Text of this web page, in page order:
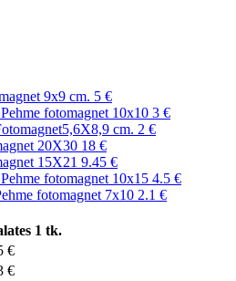
9x9 cm. 5 €
Pehme fotomagnet 10x10 3 €
cm. 2 €
20X30 18 €
15X21 9.45 €
Pehme fotomagnet 10x15 4.5 €
fotomagnet 7x10 2.1 €
1 tk.
€
€